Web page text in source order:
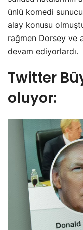
ünlü komedi
alay konusu
rağmen Dorsey ve
devam ediyorlardı.
Twitter
oluyor: